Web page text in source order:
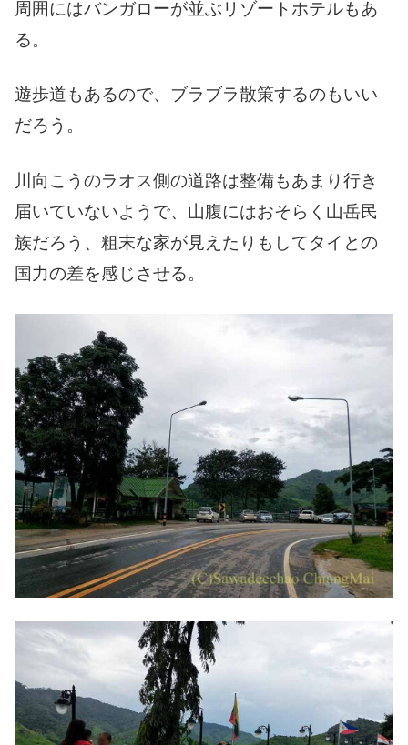
周囲にはバンガローが並ぶリゾートホテルもあ
る。
遊歩道もあるので、ブラブラ散策するのもいい
だろう。
川向こうのラオス側の道路は整備もあまり行き
届いていないようで、山腹にはおそらく山岳民
族だろう、粗末な家が見えたりもしてタイとの
国力の差を感じさせる。